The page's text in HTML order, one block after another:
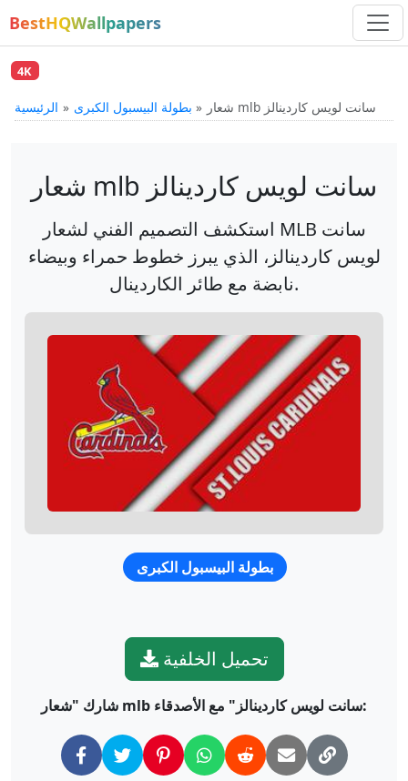
BestHQWallpapers
4K
الرئيسية بطولة البيسبول الكبرى شعار mlb سانت لويس كاردينالز
شعار mlb سانت لويس كاردينالز
استكشف التصميم الفني لشعار MLB سانت
لويس كاردينالز، الذي يبرز خطوط حمراء وبيضاء
نابضة مع طائر الكاردينال.
بطولة البيسبول الكبرى
تحميل الخلفية
شارك "شعار mlb سانت لويس كاردينالز" مع الأصدقاء: